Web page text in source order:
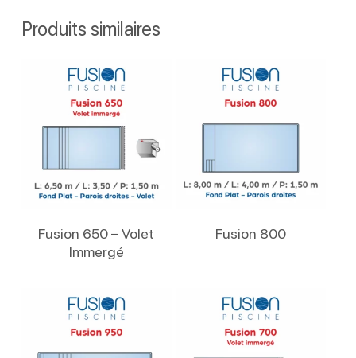
Produits similaires
Fusion 650 – Volet
Immergé
Fusion 800